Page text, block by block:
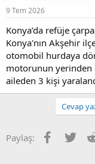
u
b
a
l
a
t
a
n
g
ı
ç
a
r
i
h
i
9 Tem 2026
Konya’da refüje
Konya'nın Akşehir
otomobil hurdaya
motorunun yerinden
aileden 3 kişi
Cevap
Paylaş: Facebook